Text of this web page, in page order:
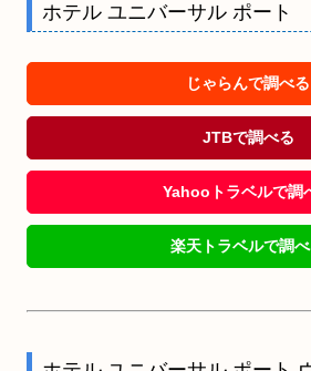
ホテル ユニバーサル ポート
じゃらんで調べる
JTBで調べる
Yahooトラベルで調
楽天トラベルで調